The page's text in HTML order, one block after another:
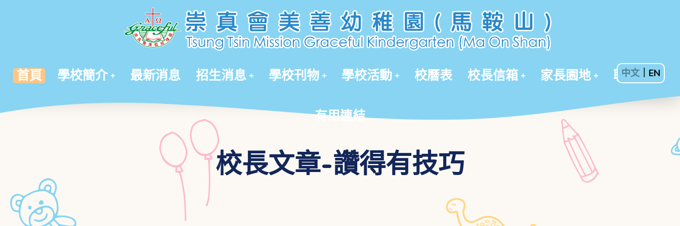
首頁 學校簡介 最新消息 招生消息 學校刊物 學校活動 校曆表 校長信箱 家長園地 聯絡我們
有用連結
中文 EN
有用連結
校長文章-讚得有技巧